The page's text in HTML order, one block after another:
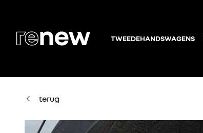
TWEEDEHANDSWAGENS
terug